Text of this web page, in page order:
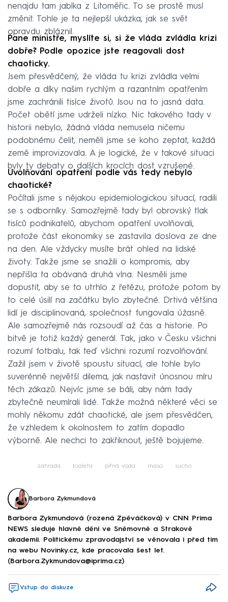
nenajdu tam jablka z Litoměřic. To se prostě musí
změnit. Tohle je ta nejlepší ukázka, jak se svět
opravdu zbláznil.
Pane ministře, myslíte si, si že vláda zvládla krizi
dobře? Podle opozice jste reagovali dost
chaoticky.
Jsem přesvědčený, že vláda tu krizi zvládla velmi
dobře a díky našim rychlým a razantním opatřením
jsme zachránili tisíce životů. Jsou na to jasná data.
Počet obětí jsme udrželi nízko. Nic takového tady v
historii nebylo, žádná vláda nemusela ničemu
podobnému čelit, neměli jsme se koho zeptat, každá
země improvizovala. A je logické, že v takové situaci
byly ty debaty o dalších krocích dost vzrušené.
Uvolňování opatření podle vás tedy nebylo
chaotické?
Počítali jsme s nějakou epidemiologickou situací, radili
se s odborníky. Samozřejmě tady byl obrovský tlak
tisíců podnikatelů, abychom opatření uvolňovali,
protože část ekonomiky se zastavila doslova ze dne
na den. Ale vždycky musíte brát ohled na lidské
životy. Takže jsme se snažili o kompromis, aby
nepřišla ta obávaná druhá vlna. Nesměli jsme
dopustit, aby se to utrhlo z řetězu, protože potom by
to celé úsilí na začátku bylo zbytečné. Drtivá většina
lidí je disciplinovaná, společnost fungovala úžasně.
Ale samozřejmě nás rozsoudí až čas a historie. Po
bitvě je totiž každý generál. Tak, jako v Česku všichni
rozumí fotbalu, tak teď všichni rozumí rozvolňování.
Zažil jsem v životě spoustu situací, ale tohle bylo
suverénně největší dilema, jak nastavit únosnou míru
těch zákazů. Nejvíc jsme se báli, aby nám tady
zbytečně neumírali lidé. Takže možná některé věci se
mohly někomu zdát chaotické, ale jsem přesvědčen,
že vzhledem k okolnostem to zatím dopadlo
výborně. Ale nechci to zakřiknout, ještě bojujeme.
zahrada toaleta pitná voda maso sucho
Barbora Zykmundová
Barbora Zykmundová (rozená Zpěváčková) v CNN Prima
NEWS sleduje hlavně dění ve Sněmovně a Strakově
akademii. Politickému zpravodajství se věnovala i před tím
na webu Novinky.cz, kde pracovala šest let.
(Barbora.Zykmundova@iprima.cz)
Vstup do diskuze